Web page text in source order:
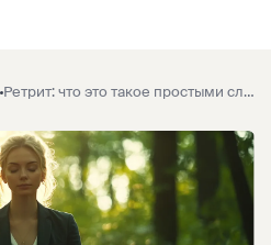
Ретрит: что это такое простыми словами